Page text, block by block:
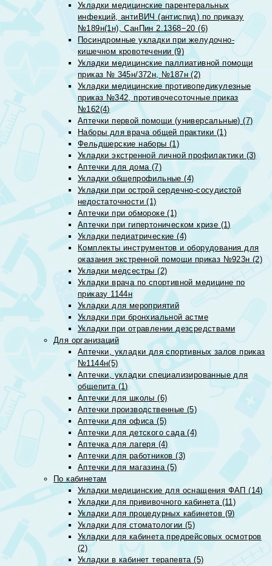
Укладки медицинские парентеральных
инфекций, антиВИЧ (антиспид) по приказу
№189н(1н), СанПин 2.1368−20 (6)
Посиндромные укладки при желудочно-
кишечном кровотечении (9)
Укладки медицинские паллиативной помощи
приказ № 345н/372н, №187н (2)
Укладки медицинские противопедикулезные
приказ №342, противочесоточные приказ
№162(4)
Аптечки первой помощи (универсальные) (7)
Наборы для врача общей практики (1)
Фельдшерские наборы (1)
Укладки экстренной личной профилактики (3)
Аптечки для дома (7)
Укладки общепрофильные (4)
Укладки при острой сердечно-сосудистой
недостаточности (1)
Аптечки при обмороке (1)
Аптечки при гипертоническом кризе (1)
Укладки педиатрические (4)
Комплекты инструментов и оборудования для
оказания экстренной помощи приказ №923н (2)
Укладки медсестры (2)
Укладки врача по спортивной медицине по
приказу 1144н
Укладки для мероприятий
Укладки при бронхиальной астме
Укладки при отравлении дезсредствами
Для организаций
Аптечки, укладки для спортивных залов приказ
№1144н(5)
Аптечки, укладки специализированные для
общепита (1)
Аптечки для школы (6)
Аптечки производственные (5)
Аптечки для офиса (5)
Аптечки для детского сада (4)
Аптечка для лагеря (4)
Аптечки для работников (3)
Аптечки для магазина (5)
По кабинетам
Укладки медицинские для оснащения ФАП (14)
Укладки для прививочного кабинета (11)
Укладки для процедурных кабинетов (9)
Укладки для стоматологии (5)
Укладки для кабинета предрейсовых осмотров
(2)
Укладки в кабинет терапевта (5)